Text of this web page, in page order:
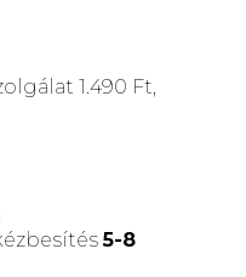
1.490 Ft,
5-8